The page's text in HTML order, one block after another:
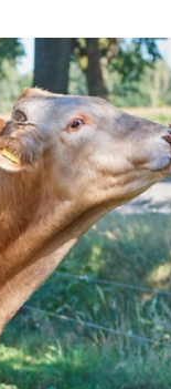
landbouw
Aquacultuur
Innovatieloket